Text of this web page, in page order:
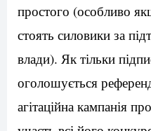
простого (особливо
стоять силовики за
влади). Як тільки
оголошується
агітаційна кампанія